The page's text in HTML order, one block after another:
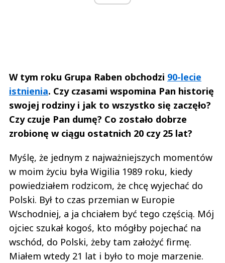
W tym roku Grupa Raben obchodzi 90-lecie
istnienia. Czy czasami wspomina Pan historię
swojej rodziny i jak to wszystko się zaczęło?
Czy czuje Pan dumę? Co zostało dobrze
zrobionę w ciągu ostatnich 20 czy 25 lat?
Myślę, że jednym z najważniejszych momentów
w moim życiu była Wigilia 1989 roku, kiedy
powiedziałem rodzicom, że chcę wyjechać do
Polski. Był to czas przemian w Europie
Wschodniej, a ja chciałem być tego częścią. Mój
ojciec szukał kogoś, kto mógłby pojechać na
wschód, do Polski, żeby tam założyć firmę.
Miałem wtedy 21 lat i było to moje marzenie.